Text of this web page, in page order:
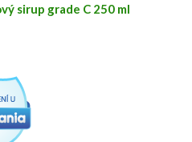
sirup grade C 250 ml